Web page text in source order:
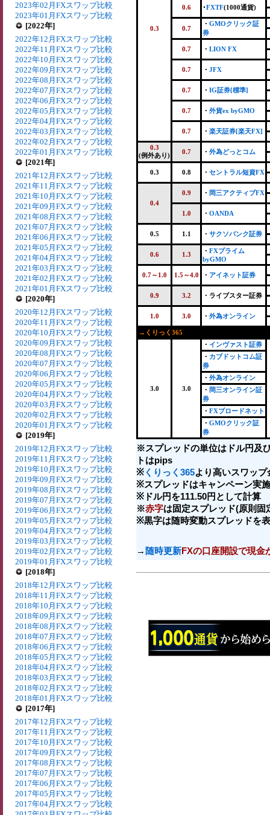
2023年02月FXスワップ比較
2023年01月FXスワップ比較
[2022年]
2022年12月FXスワップ比較
2022年11月FXスワップ比較
2022年10月FXスワップ比較
2022年09月FXスワップ比較
2022年08月FXスワップ比較
2022年07月FXスワップ比較
2022年06月FXスワップ比較
2022年05月FXスワップ比較
2022年04月FXスワップ比較
2022年03月FXスワップ比較
2022年02月FXスワップ比較
2022年01月FXスワップ比較
[2021年]
2021年12月FXスワップ比較
2021年11月FXスワップ比較
2021年10月FXスワップ比較
2021年09月FXスワップ比較
2021年08月FXスワップ比較
2021年07月FXスワップ比較
2021年06月FXスワップ比較
2021年05月FXスワップ比較
2021年04月FXスワップ比較
2021年03月FXスワップ比較
2021年02月FXスワップ比較
2021年01月FXスワップ比較
[2020年]
2020年12月FXスワップ比較
2020年11月FXスワップ比較
2020年10月FXスワップ比較
2020年09月FXスワップ比較
2020年08月FXスワップ比較
2020年07月FXスワップ比較
2020年06月FXスワップ比較
2020年05月FXスワップ比較
2020年04月FXスワップ比較
2020年03月FXスワップ比較
2020年02月FXスワップ比較
2020年01月FXスワップ比較
[2019年]
2019年12月FXスワップ比較
2019年11月FXスワップ比較
2019年10月FXスワップ比較
2019年09月FXスワップ比較
2019年08月FXスワップ比較
2019年07月FXスワップ比較
2019年06月FXスワップ比較
2019年05月FXスワップ比較
2019年04月FXスワップ比較
2019年03月FXスワップ比較
2019年02月FXスワップ比較
2019年01月FXスワップ比較
[2018年]
2018年12月FXスワップ比較
2018年11月FXスワップ比較
2018年10月FXスワップ比較
2018年09月FXスワップ比較
2018年08月FXスワップ比較
2018年07月FXスワップ比較
2018年06月FXスワップ比較
2018年05月FXスワップ比較
2018年04月FXスワップ比較
2018年03月FXスワップ比較
2018年02月FXスワップ比較
2018年01月FXスワップ比較
[2017年]
2017年12月FXスワップ比較
2017年11月FXスワップ比較
2017年10月FXスワップ比較
2017年09月FXスワップ比較
2017年08月FXスワップ比較
2017年07月FXスワップ比較
2017年06月FXスワップ比較
2017年05月FXスワップ比較
2017年04月FXスワップ比較
0.3
0.6 ･FXTF(1000通貨)
0.7
・ GMOクリック証
券
0.7 ・ LION FX
0.7 ・ JFX
0.7 ・ IG証券[標準]
0.7 ・ 外貨ex byGMO
0.7 ・ 楽天証券[楽天FX]
0.3
(例外あり)
0.7 ・ 外為どっとコム
0.3 0.8 ・ セントラル短資FX
0.4
0.9 ・ 岡三アクティブFX
1.0 ・ OANDA
0.5 1.1 ・ サクソバンク証券
0.6 1.3 ・ FXプライム
byGMO
0.7～1.0 1.5～4.0 ・ アイネット証券
0.9 3.2 ・ライブスター証券
1.0 3.0 ・ 外為オンライン
→くりっく365
3.0 3.0
・ インヴァスト証券
・ カブドットコム証
券
・ 外為オンライン
・ 岡三オンライン証
券
・ FXブロードネット
・ GMOクリック証
券
※スプレッドの単位はドル円及
トはpips
※ くりっく365より高いスワップ
※スプレッドはキャンペーン実
※ドル円を111.50円として計算
※赤字は固定スプレッド(原則固
※黒字は随時変動スプレッドを
→ 随時更新FXの口座開設で現金